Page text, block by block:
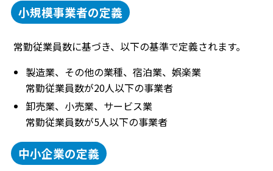
小規模事業者の定義
常勤従業員数に基づき、以下の基準で定義されます。
製造業、その他の業種、宿泊業、娯楽業
常勤従業員数が20人以下の事業者
卸売業、小売業、サービス業
常勤従業員数が5人以下の事業者
中小企業の定義